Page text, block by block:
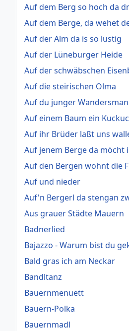
Auf dem Berg so hoch da
Auf dem Berge, da wehet
Auf der Alm da is so lustig
Auf der Lüneburger Heide
Auf der schwäbschen
Auf die steirischen Olma
Auf du junger
Auf einem Baum ein
Auf ihr Brüder laßt uns
Auf jenem Berge da möcht
Auf den Bergen wohnt die
Auf und nieder
Auf'n Bergerl da stengan
Aus grauer Städte Mauern
Badnerlied
Bajazzo - Warum bist du
Bald gras ich am Neckar
Bandltanz
Bauernmenuett
Bauern-Polka
Bauernmadl